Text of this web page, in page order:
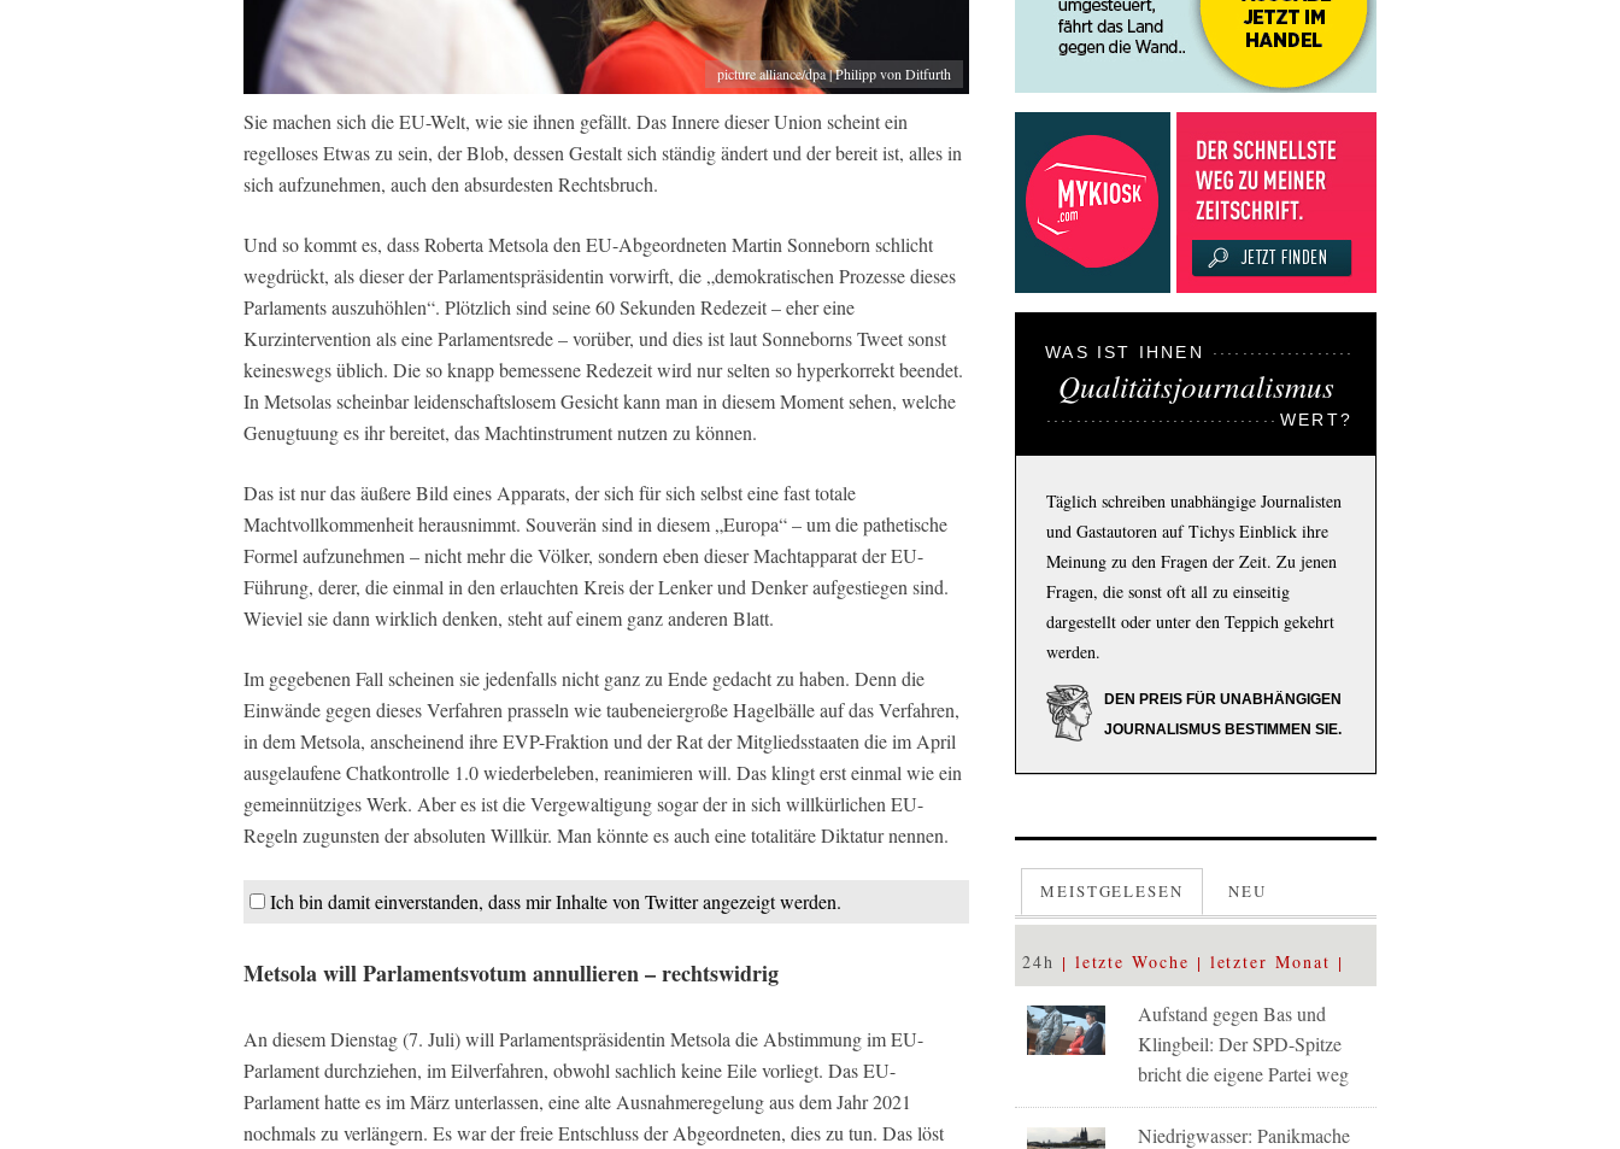
picture alliance/dpa | Philipp von Ditfurth
Sie machen sich die EU-Welt, wie sie ihnen gefällt. Das Innere dieser Union scheint ein
regelloses Etwas zu sein, der Blob, dessen Gestalt sich ständig ändert und der bereit ist, alles in
sich aufzunehmen, auch den absurdesten Rechtsbruch.
Und so kommt es, dass Roberta Metsola den EU-Abgeordneten Martin Sonneborn schlicht
wegdrückt, als dieser der Parlamentspräsidentin vorwirft, die „demokratischen Prozesse dieses
Parlaments auszuhöhlen“. Plötzlich sind seine 60 Sekunden Redezeit – eher eine
Kurzintervention als eine Parlamentsrede – vorüber, und dies ist laut Sonneborns Tweet sonst
keineswegs üblich. Die so knapp bemessene Redezeit wird nur selten so hyperkorrekt beendet.
In Metsolas scheinbar leidenschaftslosem Gesicht kann man in diesem Moment sehen, welche
Genugtuung es ihr bereitet, das Machtinstrument nutzen zu können.
Das ist nur das äußere Bild eines Apparats, der sich für sich selbst eine fast totale
Machtvollkommenheit herausnimmt. Souverän sind in diesem „Europa“ – um die pathetische
Formel aufzunehmen – nicht mehr die Völker, sondern eben dieser Machtapparat der EU-
Führung, derer, die einmal in den erlauchten Kreis der Lenker und Denker aufgestiegen sind.
Wieviel sie dann wirklich denken, steht auf einem ganz anderen Blatt.
Im gegebenen Fall scheinen sie jedenfalls nicht ganz zu Ende gedacht zu haben. Denn die
Einwände gegen dieses Verfahren prasseln wie taubeneiergroße Hagelbälle auf das Verfahren,
in dem Metsola, anscheinend ihre EVP-Fraktion und der Rat der Mitgliedsstaaten die im April
ausgelaufene Chatkontrolle 1.0 wiederbeleben, reanimieren will. Das klingt erst einmal wie ein
gemeinnütziges Werk. Aber es ist die Vergewaltigung sogar der in sich willkürlichen EU-
Regeln zugunsten der absoluten Willkür. Man könnte es auch eine totalitäre Diktatur nennen.
Ich bin damit einverstanden, dass mir Inhalte von Twitter angezeigt werden.
Metsola will Parlamentsvotum annullieren – rechtswidrig
An diesem Dienstag (7. Juli) will Parlamentspräsidentin Metsola die Abstimmung im EU-
Parlament durchziehen, im Eilverfahren, obwohl sachlich keine Eile vorliegt. Das EU-
Parlament hatte es im März unterlassen, eine alte Ausnahmeregelung aus dem Jahr 2021
nochmals zu verlängern. Es war der freie Entschluss der Abgeordneten, dies zu tun. Das löst
WAS IST IHNEN
Qualitätsjournalismus
WERT?
Täglich schreiben unabhängige Journalisten
und Gastautoren auf Tichys Einblick ihre
Meinung zu den Fragen der Zeit. Zu jenen
Fragen, die sonst oft all zu einseitig
dargestellt oder unter den Teppich gekehrt
werden.
DEN PREIS FÜR UNABHÄNGIGEN
JOURNALISMUS BESTIMMEN SIE.
MEISTGELESEN NEU
24h letzte Woche letzter Monat
Aufstand gegen Bas und
Klingbeil: Der SPD-Spitze
bricht die eigene Partei weg
Niedrigwasser: Panikmache